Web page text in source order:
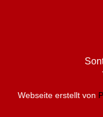
Webseite erstellt von